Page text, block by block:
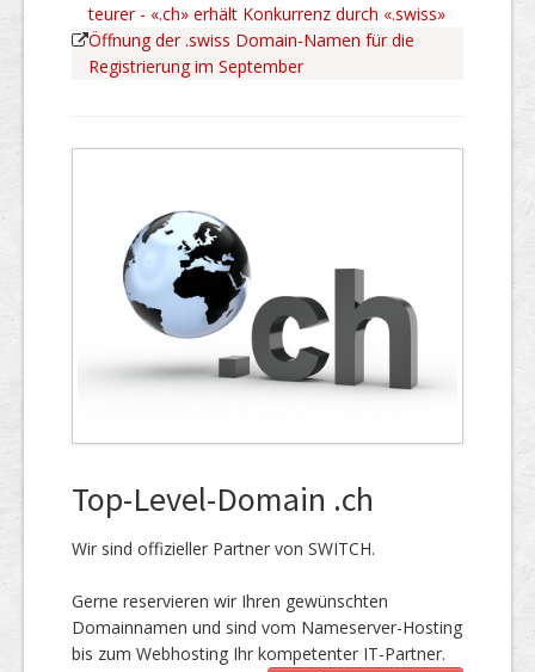
teurer - «.ch» erhält Konkurrenz durch «.swiss»
Öffnung der .swiss Domain-Namen für die
Registrierung im September
Top-Level-Domain .ch
Wir sind offizieller Partner von SWITCH.
Gerne reservieren wir Ihren gewünschten
Domainnamen und sind vom Nameserver-Hosting
bis zum Webhosting Ihr kompetenter IT-Partner.